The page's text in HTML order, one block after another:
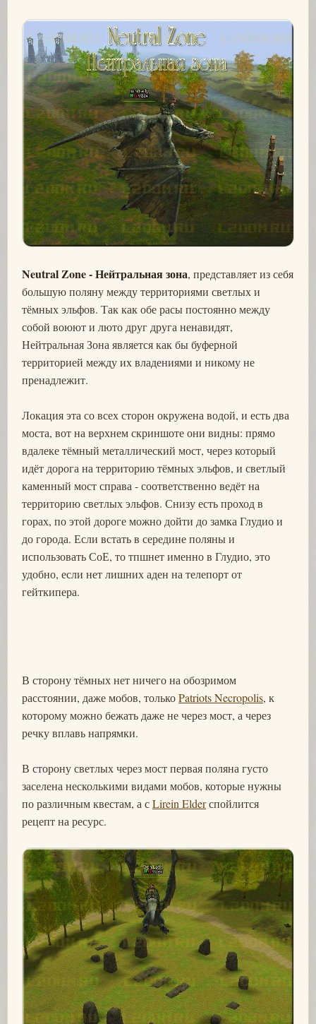
Neutral Zone - Нейтральная зона, представляет из себя
большую поляну между территориями светлых и
тёмных эльфов. Так как обе расы постоянно между
собой воюют и люто друг друга ненавидят,
Нейтральная Зона является как бы буферной
территорией между их владениями и никому не
пренадлежит.
Локация эта со всех сторон окружена водой, и есть два
моста, вот на верхнем скриншоте они видны: прямо
вдалеке тёмный металлический мост, через который
идёт дорога на территорию тёмных эльфов, и светлый
каменный мост справа - соответственно ведёт на
территорию светлых эльфов. Снизу есть проход в
горах, по этой дороге можно дойти до замка Глудио и
до города. Если встать в середине поляны и
использовать СоЕ, то тпшнет именно в Глудио, это
удобно, если нет лишних аден на телепорт от
гейткипера.
В сторону тёмных нет ничего на обозримом
расстоянии, даже мобов, толькоPatriots Necropolis, к
которому можно бежать даже не через мост, а через
речку вплавь напрямки.
В сторону светлых через мост первая поляна густо
заселена несколькими видами мобов, которые нужны
по различным квестам, а сLirein Elderспойлится
рецепт на ресурс.